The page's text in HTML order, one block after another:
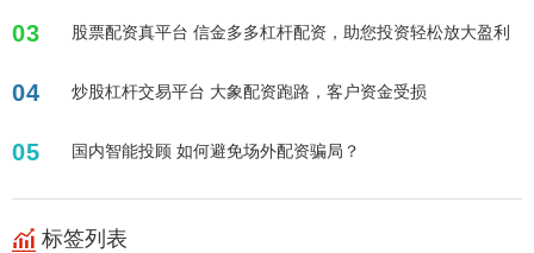
03 股票配资真平台 信金多多杠杆配资，助您投资轻松放大盈利
04 炒股杠杆交易平台 大象配资跑路，客户资金受损
05 国内智能投顾 如何避免场外配资骗局？
标签列表